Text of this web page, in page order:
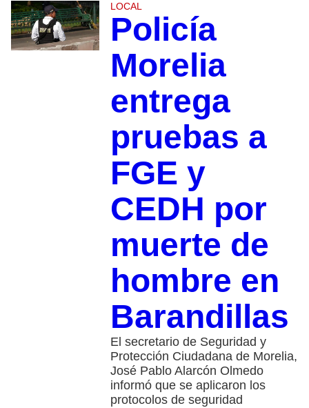
LOCAL
Policía
Morelia
entrega
pruebas a
FGE y
CEDH por
muerte de
hombre en
Barandillas
El secretario de Seguridad y
Protección Ciudadana de Morelia,
José Pablo Alarcón Olmedo
informó que se aplicaron los
protocolos de seguridad